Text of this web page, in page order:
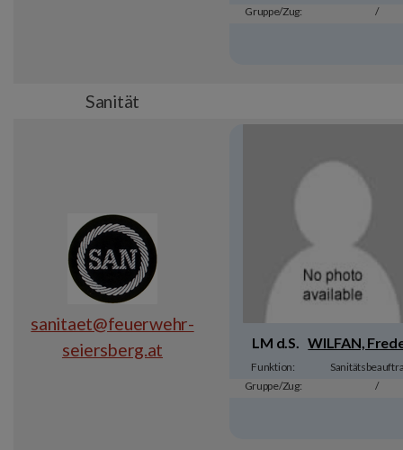
Gruppe/Zug:
/
Sanität
sanitaet@feuerwehr-
seiersberg.at
LM d.S. WILFAN,
Funktion:
Gruppe/Zug:
/